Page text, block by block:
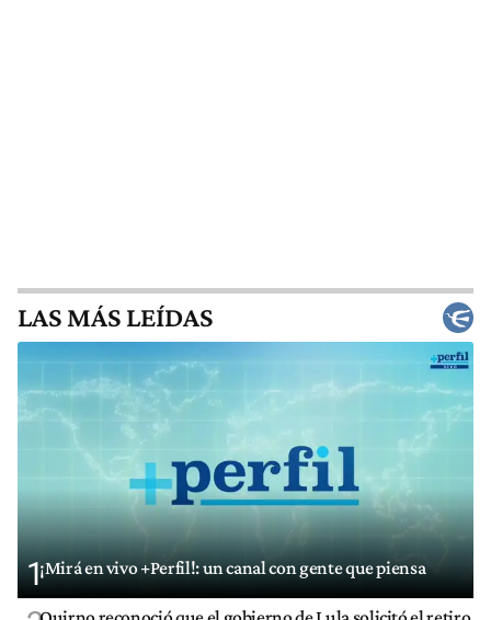
LAS MÁS LEÍDAS
1¡Mirá en vivo +Perfil!: un canal con gente que piensa